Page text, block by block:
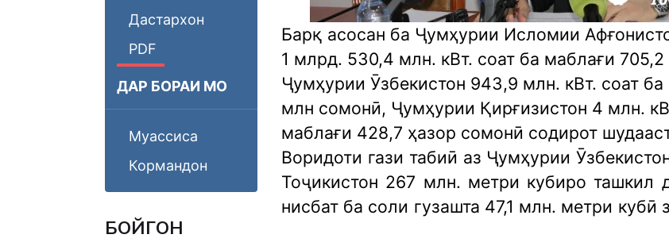
Дастархон
PDF
ДАР БОРАИ МО
Муассиса
Кормандон
БОЙГОНӢ
Барқ асосан ба Ҷумҳурии Исломии
1 млрд. 530,4 млн. кВт. соат ба маблағи
Ҷумҳурии Ӯзбекистон 943,9 млн. кВт. соат ба
млн сомонӣ, Ҷумҳурии Қирғизистон 4 млн.
маблағи 428,7 ҳазор сомонӣ содирот
Воридоти гази табиӣ аз Ҷумҳурии
Тоҷикистон 267 млн. метри кубиро ташкил
нисбат ба соли гузашта 47,1 млн. метри кубӣ